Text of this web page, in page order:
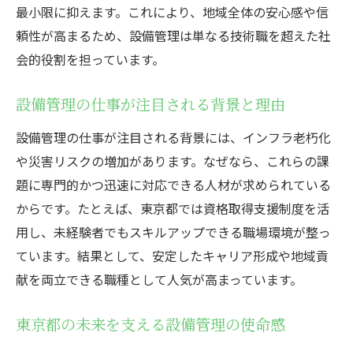
最小限に抑えます。これにより、地域全体の安心感や信
頼性が高まるため、設備管理は単なる技術職を超えた社
会的役割を担っています。
設備管理の仕事が注目される背景と理由
設備管理の仕事が注目される背景には、インフラ老朽化
や災害リスクの増加があります。なぜなら、これらの課
題に専門的かつ迅速に対応できる人材が求められている
からです。たとえば、東京都では資格取得支援制度を活
用し、未経験者でもスキルアップできる職場環境が整っ
ています。結果として、安定したキャリア形成や地域貢
献を両立できる職種として人気が高まっています。
東京都の未来を支える設備管理の使命感